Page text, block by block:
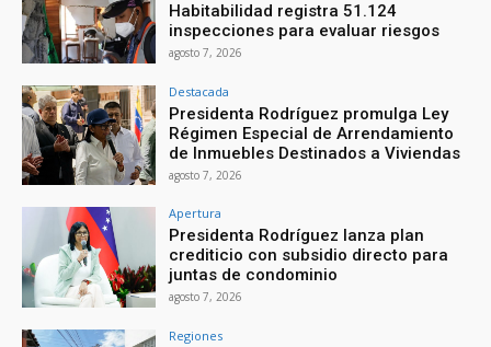
Habitabilidad registra 51.124
inspecciones para evaluar riesgos
agosto 7, 2026
Destacada
Presidenta Rodríguez promulga Ley
Régimen Especial de Arrendamiento
de Inmuebles Destinados a Viviendas
agosto 7, 2026
Apertura
Presidenta Rodríguez lanza plan
crediticio con subsidio directo para
juntas de condominio
agosto 7, 2026
Regiones